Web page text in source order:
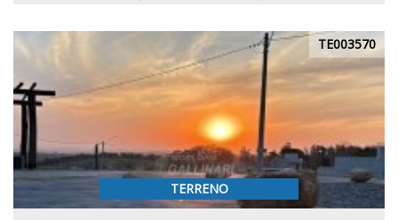
TE003570
TERRENO